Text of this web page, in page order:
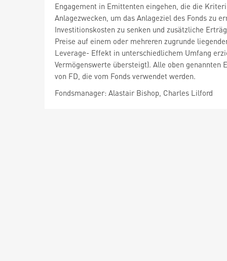
Engagement in Emittenten eingehen, die die
Anlagezwecken, um das Anlageziel des Fonds zu
Investitionskosten zu senken und zusätzliche
Preise auf einem oder mehreren zugrunde
Leverage- Effekt in unterschiedlichem Umfang
Vermögenswerte übersteigt). Alle oben genannten
von FD, die vom Fonds verwendet werden.
Fondsmanager: Alastair Bishop, Charles Lilford